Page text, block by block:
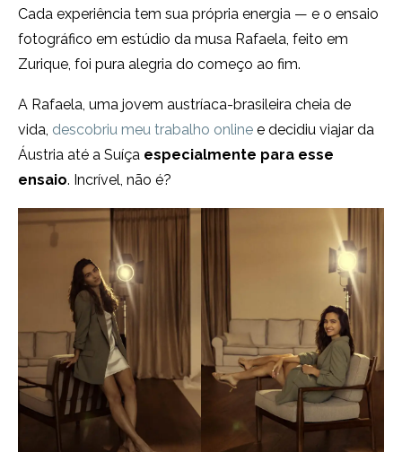
Cada experiência tem sua própria energia — e o ensaio
fotográfico em estúdio da musa Rafaela, feito em
Zurique, foi pura alegria do começo ao fim.
A Rafaela, uma jovem austríaca-brasileira cheia de
vida, descobriu meu trabalho online e decidiu viajar da
Áustria até a Suíça especialmente para esse
ensaio. Incrível, não é?